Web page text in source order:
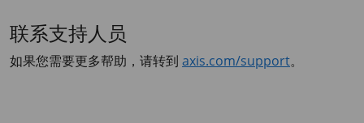
联系支持人员
如果您需要更多帮助，请转到 axis.com/support。